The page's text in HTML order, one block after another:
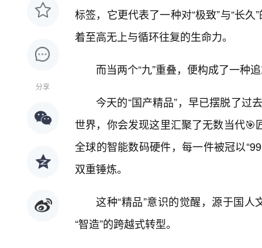
分享
标签，它更代表了一种对“极致”与“长
着至高无上与循环往复的生命力。
而当两个“九”重叠，便构成了一种
今天的“国产精品”，早已摆脱了过
世界，你会发现这里汇聚了无数当代
全球的智能数码硬件，每一件被冠以
双重锤炼。
这种“精品”意识的觉醒，源于国
“智造”的跨越式转型。